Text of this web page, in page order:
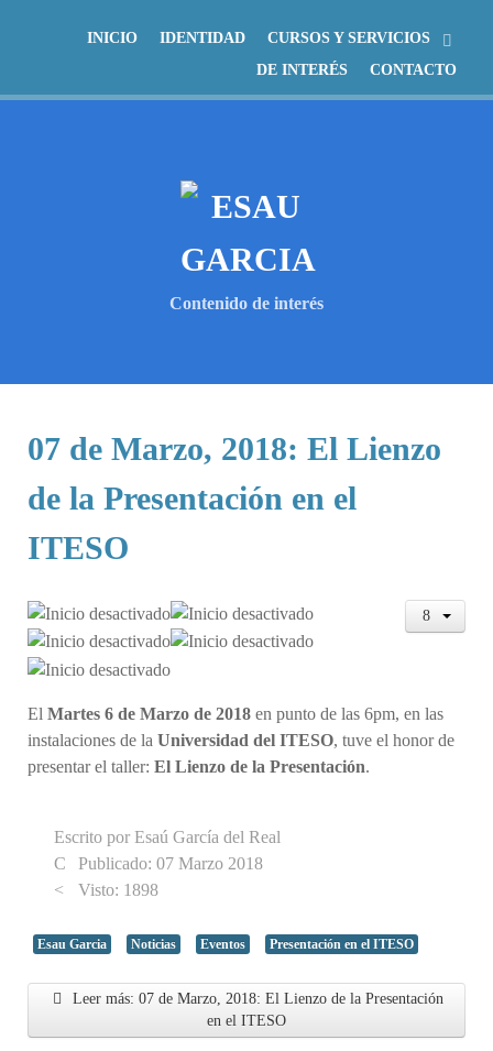
INICIO IDENTIDAD
CURSOS Y SERVICIOS
DE INTERÉS
CONTACTO
Contenido de interés
07 de Marzo, 2018: El Lienzo
de la Presentación en el
ITESO
El Martes 6 de Marzo de 2018 en punto de las 6pm, en las
instalaciones de la Universidad del ITESO, tuve el honor de
presentar el taller: El Lienzo de la Presentación.
Escrito por Esaú García del Real
Publicado: 07 Marzo 2018
Visto: 1898
Esau Garcia Noticias Eventos Presentación en el ITESO
Leer más: 07 de Marzo, 2018: El Lienzo de la Presentación
en el ITESO